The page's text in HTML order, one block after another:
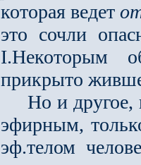
которая ведeт
это сочли
I.Некоторым
прикрыто
Но и другое,
эфирным,
эф.телом